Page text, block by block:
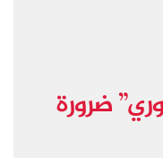
ضرورة